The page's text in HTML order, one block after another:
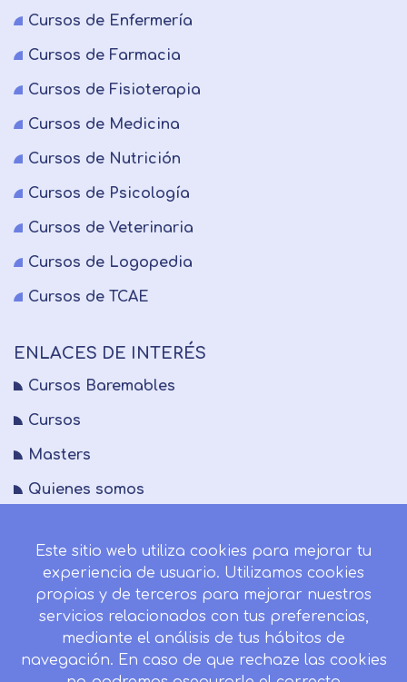
Cursos de Enfermería
Cursos de Farmacia
Cursos de Fisioterapia
Cursos de Medicina
Cursos de Nutrición
Cursos de Psicología
Cursos de Veterinaria
Cursos de Logopedia
Cursos de TCAE
ENLACES DE INTERÉS
Cursos Baremables
Cursos
Masters
Quienes somos
Blog
Mapa del sitio
Desistir contrato aquí
Este sitio web utiliza cookies para mejorar tu
experiencia de usuario. Utilizamos cookies
propias y de terceros para mejorar nuestros
servicios relacionados con tus preferencias,
mediante el análisis de tus hábitos de
navegación. En caso de que rechaze las cookies